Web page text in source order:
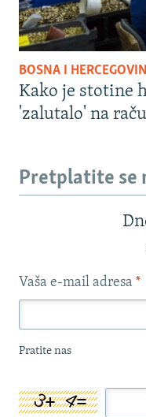
BOSNA I
Kako je stotine
'zalutalo' na
Pretplatite se
Vaša e-mail adresa *
Pratite nas